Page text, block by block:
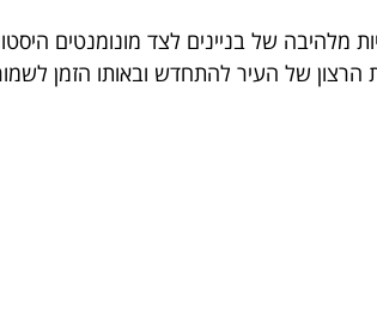
מלהיבה של בניינים לצד מונומנטים
הרצון של העיר להתחדש ובאותו הזמן